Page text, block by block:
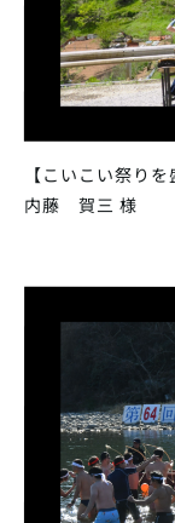
【こいこい祭りを
内藤 賀三 様